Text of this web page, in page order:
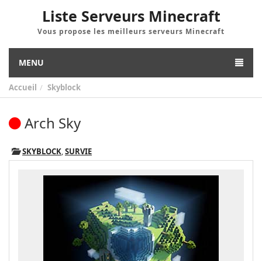
Liste Serveurs Minecraft
Vous propose les meilleurs serveurs Minecraft
MENU
Accueil Skyblock
Arch Sky
SKYBLOCK,SURVIE